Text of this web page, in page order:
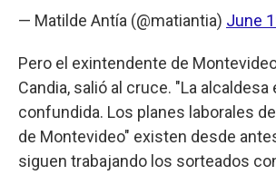
— Matilde Antía (@matiantia) June
Pero el exintendente de
Candia, salió al cruce. "La alcaldesa
confundida. Los planes laborales
de Montevideo" existen desde
siguen trabajando los sorteados